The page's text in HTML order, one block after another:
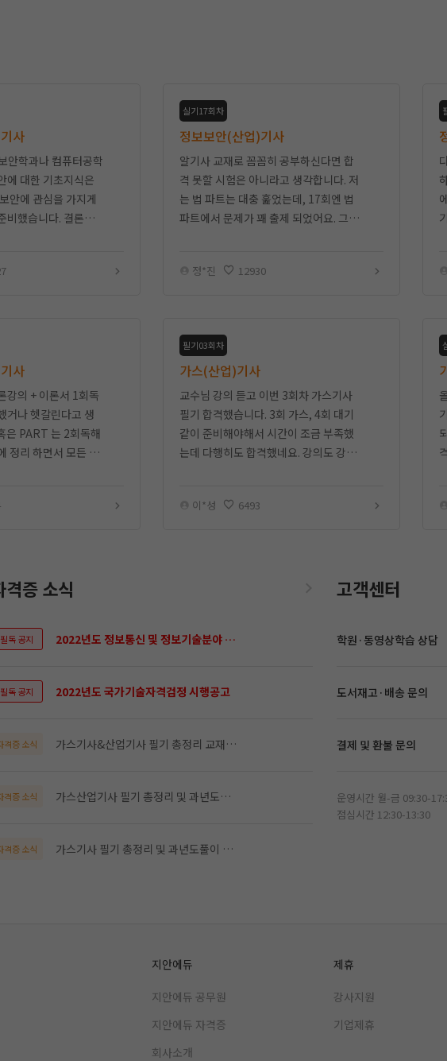
사
안학과나 컴퓨터공학
에 대한 기초지식은
안에 관심을 가지게
비했습니다. 결론부
실기17회차
정보보안(산업)기사
알기사 교재로 꼼꼼히 공부하신다면 합
격 못할 시험은 아니라고 생각합니다. 저
는 법 파트는 대충 훑었는데, 17회엔 법
파트에서 문제가 꽤 출제 되었어요. 그래
정*진 12930
사
강의 + 이론서 1회독
거나 헷갈린다고 생
PART 는 2회독해
정리 하면서 모든 부
필기03회차
가스(산업)기사
교수님 강의 듣고 이번 3회차 가스기사
필기 합격했습니다. 3회 가스, 4회 대기
같이 준비해야해서 시간이 조금 부족했
는데 다행히도 합격했네요. 강의도 강의
이*성 6493
격증 소식
필독 공지 2022년도 정보통신 및 정보기술분야 국가자격검정 시행공고(정보보안기사, 산업기사)
필독 공지 2022년도 국가기술자격검정 시행공고
격증 소식 가스기사&산업기사 필기 총정리 교재 정오표
격증 소식 가스산업기사 필기 총정리 및 과년도풀이 교재 정오표
격증 소식 가스기사 필기 총정리 및 과년도풀이 교재 정오표
고객센터
학원·동영상학습 상담
도서재고·배송 문의
결제 및 환불 문의
운영시간 월-금 09:30-
점심시간 12:30-13:30
지안에듀
지안에듀 공무원
지안에듀 자격증
회사소개
제휴
강사지원
기업제휴